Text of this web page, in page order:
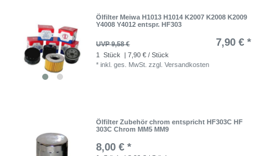
Ölfilter Meiwa H1013 H1014 K2007 K2008 K2009
Y4008 Y4012 entspr. HF303
UVP 9,58 € 7,90 € *
1 Stück
| 7,90 € / Stück
*inkl. ges. MwSt. zzgl.Versandkosten
Ölfilter Zubehör chrom entspricht HF303C HF
303C Chrom MM5 MM9
8,00 € *